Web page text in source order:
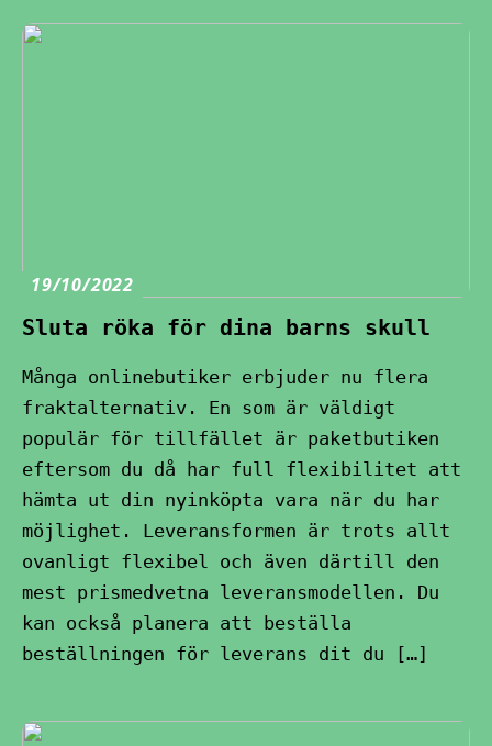
19/10/2022
Sluta röka för dina barns skull
Många onlinebutiker erbjuder nu flera
fraktalternativ. En som är väldigt
populär för tillfället är paketbutiken
eftersom du då har full flexibilitet att
hämta ut din nyinköpta vara när du har
möjlighet. Leveransformen är trots allt
ovanligt flexibel och även därtill den
mest prismedvetna leveransmodellen. Du
kan också planera att beställa
beställningen för leverans dit du […]